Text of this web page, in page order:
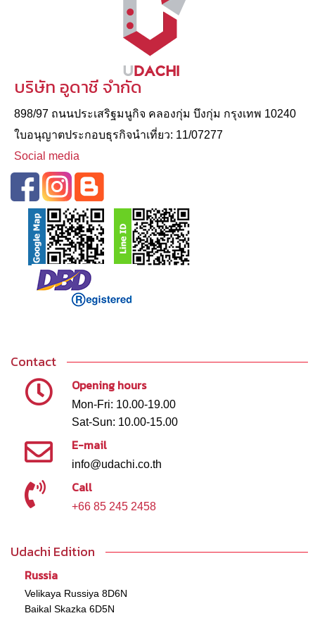
บริษัท อูดาชี จำกัด
898/97 ถนนประเสริฐมนูกิจ คลองกุ่ม บึงกุ่ม กรุงเทพ 10240
ใบอนุญาตประกอบธุรกิจนําเที่ยว: 11/07277
Social media
Contact
Opening hours
Mon-Fri: 10.00-19.00
Sat-Sun: 10.00-15.00
E-mail
info@udachi.co.th
Call
+66 85 245 2458
Udachi Edition
Russia
Velikaya Russiya 8D6N
Baikal Skazka 6D5N